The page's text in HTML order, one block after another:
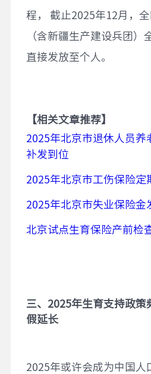
程， 截止2025年12月，
（含新疆生产建设兵团）
直接发放至个人。
【相关文章推荐】
2025年北京市退休人员养
补发到位
2025年北京市工伤保险定
2025年北京市失业保险金
北京试点生育保险产前检
三、 2025年生育支持政策
假延长
2025年或许会成为中国人